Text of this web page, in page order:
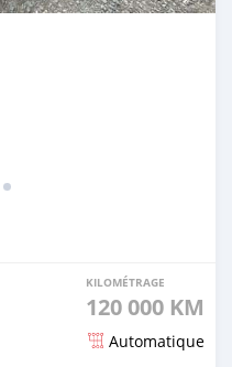
KILOMÉTRAGE
120 000 KM
Automatique